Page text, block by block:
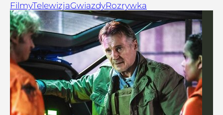
FilmyTelewizjaGwiazdyRozrywka